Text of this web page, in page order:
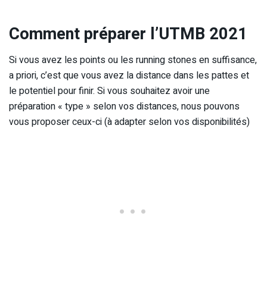
Comment préparer l’UTMB 2021
Si vous avez les points ou les running stones en suffisance,
a priori, c’est que vous avez la distance dans les pattes et
le potentiel pour finir. Si vous souhaitez avoir une
préparation « type » selon vos distances, nous pouvons
vous proposer ceux-ci (à adapter selon vos disponibilités)